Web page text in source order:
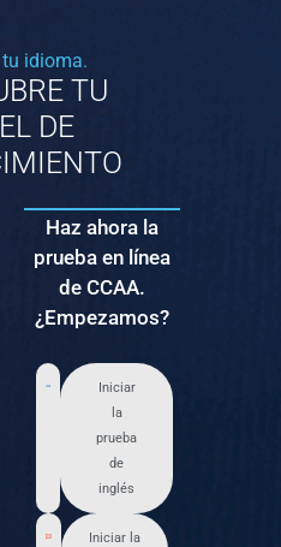
tu idioma.
TU
DE
Haz ahora la
prueba en línea
de CCAA.
¿Empezamos?
Iniciar
la
prueba
de
inglés
Iniciar la